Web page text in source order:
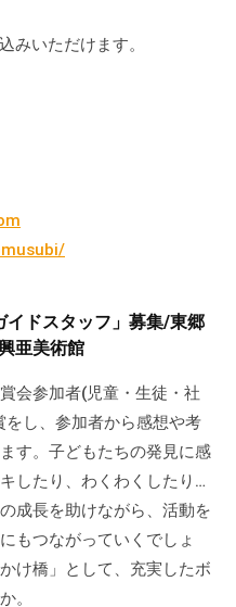
ただけます。
ドスタッフ」募集/東郷
興亜美術館
会参加者(児童・生徒・社
し、参加者から感想や考
す。子どもたちの発見に感
したり、わくわくしたり…
成長を助けながら、活動を
もつながっていくでしょ
け橋」として、充実したボ
。